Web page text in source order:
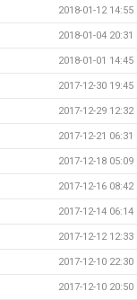
2018-01-12 14:55
2018-01-04 20:31
2018-01-01 14:45
2017-12-30 19:45
2017-12-29 12:32
2017-12-21 06:31
2017-12-18 05:09
2017-12-16 08:42
2017-12-14 06:14
2017-12-12 12:33
2017-12-10 22:30
2017-12-10 20:50